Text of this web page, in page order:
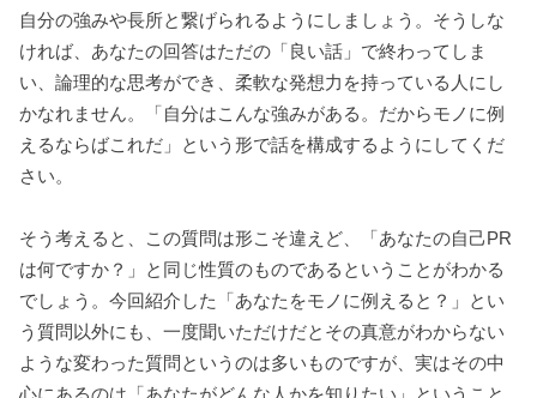
自分の強みや長所と繋げられるようにしましょう。そうしな
ければ、あなたの回答はただの「良い話」で終わってしま
い、論理的な思考ができ、柔軟な発想力を持っている人にし
かなれません。「自分はこんな強みがある。だからモノに例
えるならばこれだ」という形で話を構成するようにしてくだ
さい。
そう考えると、この質問は形こそ違えど、「あなたの自己PR
は何ですか？」と同じ性質のものであるということがわかる
でしょう。今回紹介した「あなたをモノに例えると？」とい
う質問以外にも、一度聞いただけだとその真意がわからない
ような変わった質問というのは多いものですが、実はその中
心にあるのは「あなたがどんな人かを知りたい」ということ